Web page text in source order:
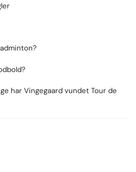
har Vingegaard vundet Tour de